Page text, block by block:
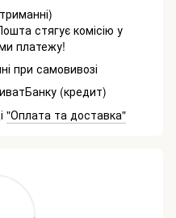
стягує комісію у
платежу!
при самовивозі
(кредит)
"Оплата та доставка"